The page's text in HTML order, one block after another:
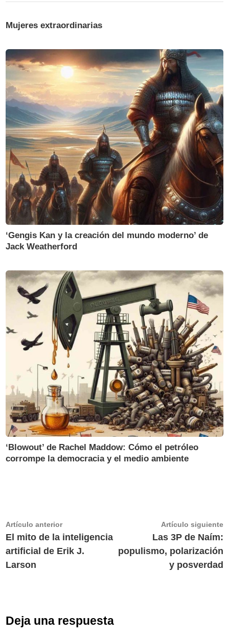
Mujeres extraordinarias
‘Gengis Kan y la creación del mundo moderno’ de
Jack Weatherford
‘Blowout’ de Rachel Maddow: Cómo el petróleo
corrompe la democracia y el medio ambiente
Navegación
de
entradas
Artículo anteriorArtículo
anterior:
El mito de la inteligencia
artificial de Erik J.
Larson
Artículo siguiente
Las 3P de Naím:
populismo, polarización
y posverdad
Deja una respuesta